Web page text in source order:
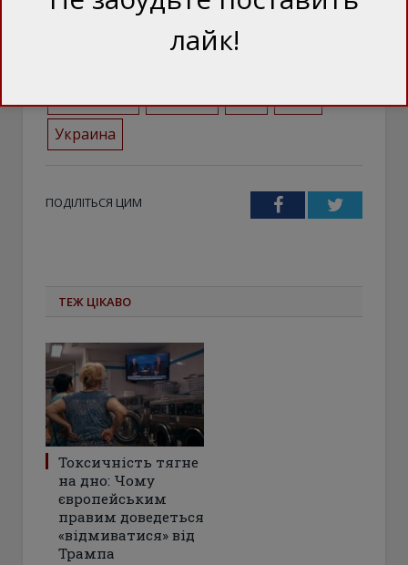
Владимир Зеленский
газ
Украина
ПОДІЛІТЬСЯ ЦИМ FacebookTwitter
ТЕЖ ЦІКАВО
Токсичність тягне
на дно: Чому
європейським
правим доведеться
«відмиватися» від
Трампа
лайк!